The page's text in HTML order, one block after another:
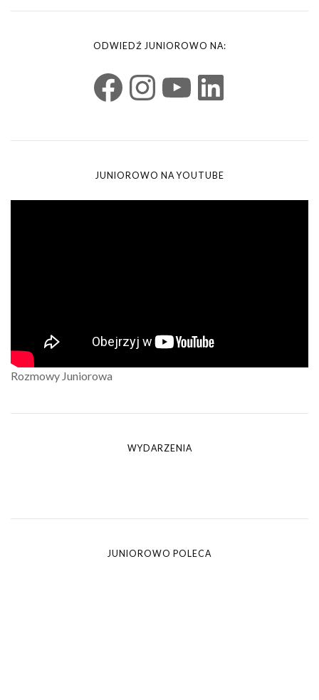
ODWIEDŹ JUNIOROWO NA:
JUNIOROWO NA YOUTUBE
Rozmowy Juniorowa
WYDARZENIA
JUNIOROWO POLECA